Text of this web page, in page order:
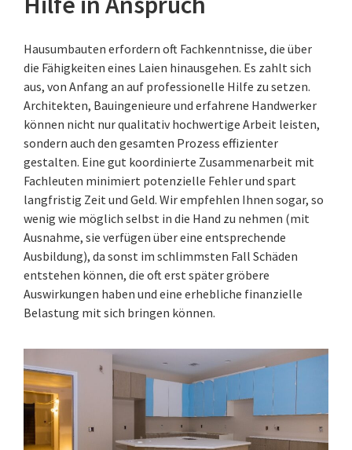
Hausumbauten erfordern oft Fachkenntnisse, die über
die Fähigkeiten eines Laien hinausgehen. Es zahlt sich
aus, von Anfang an auf professionelle Hilfe zu setzen.
Architekten, Bauingenieure und erfahrene Handwerker
können nicht nur qualitativ hochwertige Arbeit leisten,
sondern auch den gesamten Prozess effizienter
gestalten. Eine gut koordinierte Zusammenarbeit mit
Fachleuten minimiert potenzielle Fehler und spart
langfristig Zeit und Geld. Wir empfehlen Ihnen sogar, so
wenig wie möglich selbst in die Hand zu nehmen (mit
Ausnahme, sie verfügen über eine entsprechende
Ausbildung), da sonst im schlimmsten Fall Schäden
entstehen können, die oft erst später gröbere
Auswirkungen haben und eine erhebliche finanzielle
Belastung mit sich bringen können.